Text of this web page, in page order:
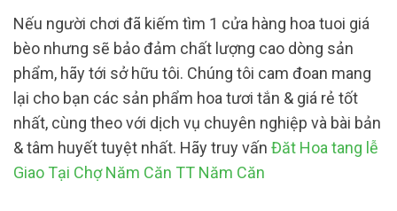
Nếu người chơi đã kiếm tìm 1 cửa hàng hoa tuoi giá
bèo nhưng sẽ bảo đảm chất lượng cao dòng sản
phẩm, hãy tới sở hữu tôi. Chúng tôi cam đoan mang
lại cho bạn các sản phẩm hoa tươi tắn & giá rẻ tốt
nhất, cùng theo với dịch vụ chuyên nghiệp và bài bản
& tâm huyết tuyệt nhất. Hãy truy vấn Đăt Hoa tang lễ
Giao Tại Chợ Năm Căn TT Năm Căn